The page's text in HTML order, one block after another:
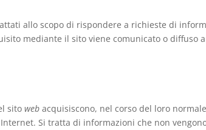
allo scopo di rispondere a richieste di
mediante il sito viene comunicato o diffuso
sitoweb acquisiscono, nel corso del loro
Si tratta di informazioni che non